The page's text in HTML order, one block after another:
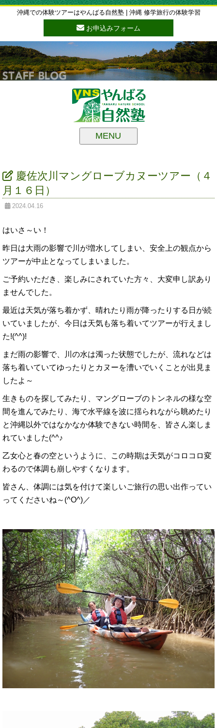
沖縄での体験ツアーはやんばる自然塾 | 沖縄 修学旅行の体験学習
お申込みフォーム
MENU
慶佐次川マングローブカヌーツアー（４
月１６日）
2024.04.16
はいさ～い！
昨日は大雨の影響で川が増水してしまい、安全上の観点から
ツアーが中止となってしまいました。
ご予約いただき、楽しみにされていた方々、大変申し訳あり
ませんでした。
最近は天気が落ち着かず、晴れたり雨が降ったりする日が続
いていましたが、今日は天気も落ち着いてツアーが行えまし
た!(^^)!
まだ雨の影響で、川の水は濁った状態でしたが、流れなどは
落ち着いていてゆったりとカヌーを漕いでいくことが出見ま
したよ～
生きものを探してみたり、マングローブのトンネルの様な空
間を進んでみたり、海で水平線を波に揺られながら眺めたり
と沖縄以外ではなかなか体験できない時間を、皆さん楽しま
れていました(^^♪
乙女心と春の空というように、この時期は天気がコロコロ変
わるので体調も崩しやすくなります。
皆さん、体調には気を付けて楽しいご旅行の思い出作ってい
ってくださいね～(^O^)／